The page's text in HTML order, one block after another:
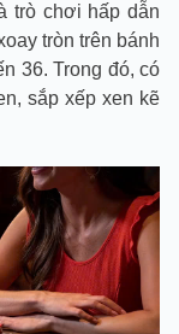
trò chơi hấp dẫn
tròn trên bánh
36. Trong đó, có
sắp xếp xen kẽ